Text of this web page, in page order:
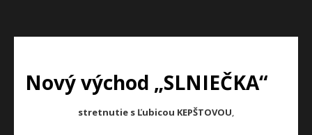
Nový východ „SLNIEČKA“
stretnutie s Ľubicou KEPŠTOVOU,